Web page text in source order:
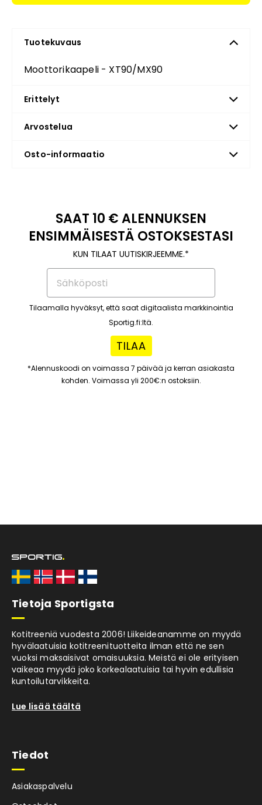
Tuotekuvaus
Moottorikaapeli - XT90/MX90
Erittelyt
Arvostelua
Osto-informaatio
SAAT 10 € ALENNUKSEN
ENSIMMÄISESTÄ OSTOKSESTASI
KUN TILAAT UUTISKIRJEEMME.*
Tilaamalla hyväksyt, että saat digitaalista markkinointia
Sportig.fi:ltä.
TILAA
*Alennuskoodi on voimassa 7 päivää ja kerran asiakasta
kohden. Voimassa yli 200€:n ostoksiin.
Tietoja Sportigsta
Kotitreeniä vuodesta 2006! Liikeideanamme on myydä
hyvälaatuisia kotitreenituotteita ilman että ne sen
vuoksi maksaisivat omaisuuksia. Meistä ei ole erityisen
vaikeaa myydä joko korkealaatuisia tai hyvin edullisia
kuntoilutarvikkeita.
Lue lisää täältä
Tiedot
Asiakaspalvelu